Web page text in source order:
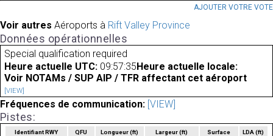
AJOUTER VOTRE VOTE
Voir autres Aéroports à Rift Valley Province
Données opérationnelles
Special qualification required
Heure actuelle UTC: 09:57:35 Heure actuelle locale:
Voir NOTAMs / SUP AIP / TFR affectant cet aéroport
[VIEW]
Fréquences de communication: [VIEW]
Pistes:
Identifiant RWY QFU Longueur(ft) Largeur(ft) Surface LDA(ft)